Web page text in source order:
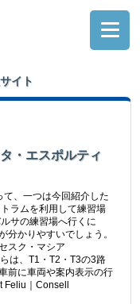
イト
・エスポルティ
、一つは今回紹介した
ラムを利用して練習場
サの練習場へ行くに
分かりやすいでしょう。
スク・マシア
は、T1・T2・T3の3路
前に車両や案内表示の行
Feliu｜Consell